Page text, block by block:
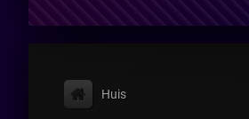
Huis